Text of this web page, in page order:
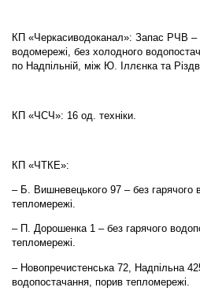
КП «Черкасиводоканал»: Запас РЧВ
водомережі, без холодного
по Надпільній, між Ю. Іллєнка та
КП «ЧСЧ»: 16 од. техніки.
КП «ЧТКЕ»:
– Б. Вишневецького 97 – без гарячого
тепломережі.
– П. Дорошенка 1 – без гарячого
тепломережі.
– Новопречистенська 72, Надпільна
водопостачання, порив тепломережі.